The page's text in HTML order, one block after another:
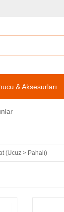
& Aksesurları
(Ucuz > Pahalı)